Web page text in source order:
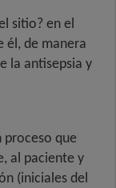
sitio? en el
él, de manera
la antisepsia y
que
al paciente y
(iniciales del